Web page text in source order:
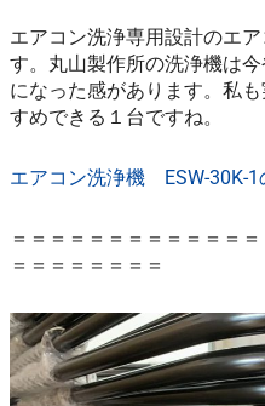
エアコン洗浄専用設計のエ
す。丸山製作所の洗浄機は
になった感があります。私
すめできる１台ですね。
エアコン洗浄機 ESW-30K-1
＝＝＝＝＝＝＝＝＝＝＝＝
＝＝＝＝＝＝＝＝